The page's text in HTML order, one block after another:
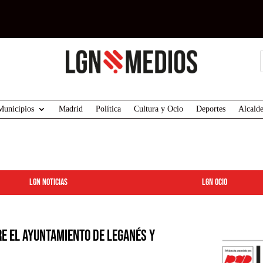
Madrid Política Cultura y Ocio Deportes
LGN Noticias LGN ocio
el Ayuntamiento de Leganés y